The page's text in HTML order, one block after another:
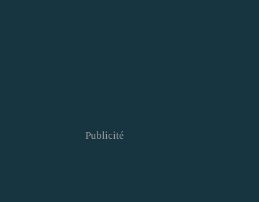
Publicité